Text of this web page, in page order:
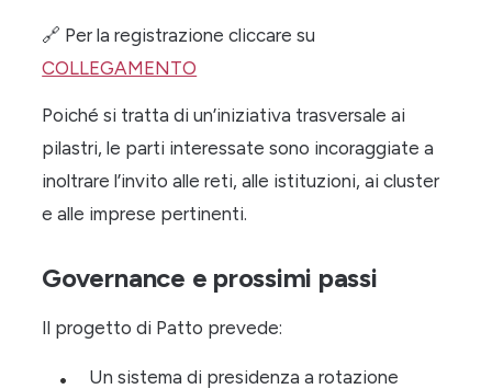
🔗 Per la registrazione cliccare su
COLLEGAMENTO
Poiché si tratta di un’iniziativa trasversale ai
pilastri, le parti interessate sono incoraggiate a
inoltrare l’invito alle reti, alle istituzioni, ai cluster
e alle imprese pertinenti.
Governance e prossimi passi
Il progetto di Patto prevede:
Un sistema di presidenza a rotazione